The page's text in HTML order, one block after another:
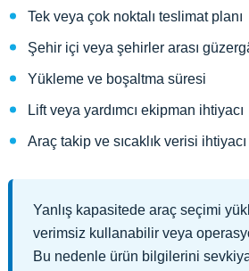
Tek veya çok noktalı teslimat planı
Şehir içi veya şehirler arası
Yükleme ve boşaltma süresi
Lift veya yardımcı ekipman ihtiyacı
Araç takip ve sıcaklık verisi ihtiyacı
Yanlış kapasitede araç seçimi
verimsiz kullanabilir veya
Bu nedenle ürün bilgilerini